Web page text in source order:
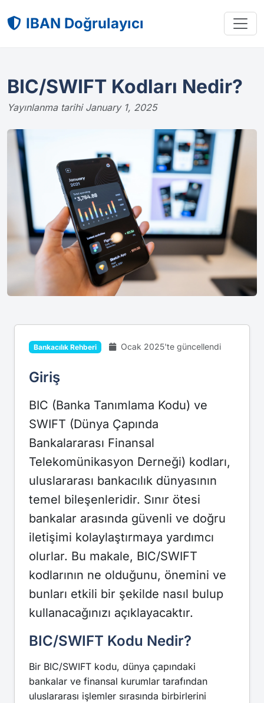
IBAN Doğrulayıcı
BIC/SWIFT Kodları Nedir?
Yayınlanma tarihi January 1, 2025
Bankacılık Rehberi Ocak 2025'te güncellendi
Giriş
BIC (Banka Tanımlama Kodu) ve
SWIFT (Dünya Çapında
Bankalararası Finansal
Telekomünikasyon Derneği) kodları,
uluslararası bankacılık dünyasının
temel bileşenleridir. Sınır ötesi
bankalar arasında güvenli ve doğru
iletişimi kolaylaştırmaya yardımcı
olurlar. Bu makale, BIC/SWIFT
kodlarının ne olduğunu, önemini ve
bunları etkili bir şekilde nasıl bulup
kullanacağınızı açıklayacaktır.
BIC/SWIFT Kodu Nedir?
Bir BIC/SWIFT kodu, dünya çapındaki
bankalar ve finansal kurumlar tarafından
uluslararası işlemler sırasında birbirlerini